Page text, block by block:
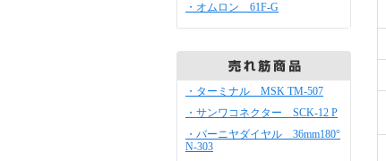
・オムロン 61F-G
・ターミナル MSK TM-507
・サンワコネクター SCK-12 P
・バーニヤダイヤル 36mm180°
N-303